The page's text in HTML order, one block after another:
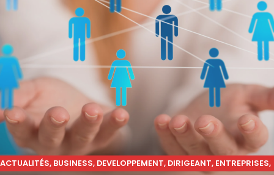
ACTUALITÉS, BUSINESS, DEVELOPPEMENT, DIRIGEANT, ENTREPRISES,